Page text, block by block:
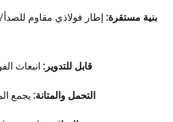
بنية مستقرة: إطار فولاذي مقاوم
قابل للتدوير: انبعاث
التحمل والمتانة: يجمع